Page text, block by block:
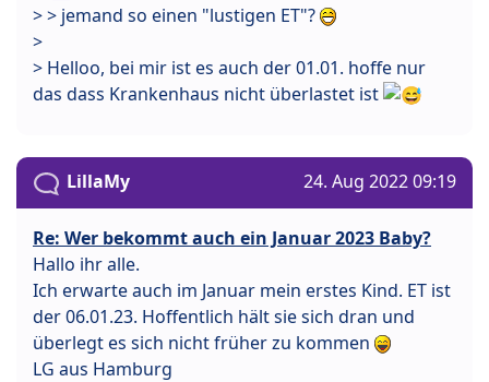
> > jemand so einen "lustigen ET"?
>
> Helloo, bei mir ist es auch der 01.01. hoffe nur
das dass Krankenhaus nicht überlastet ist
LillaMy 24. Aug 2022 09:19
Re: Wer bekommt auch ein Januar 2023 Baby?
Hallo ihr alle.
Ich erwarte auch im Januar mein erstes Kind. ET ist
der 06.01.23. Hoffentlich hält sie sich dran und
überlegt es sich nicht früher zu kommen
LG aus Hamburg